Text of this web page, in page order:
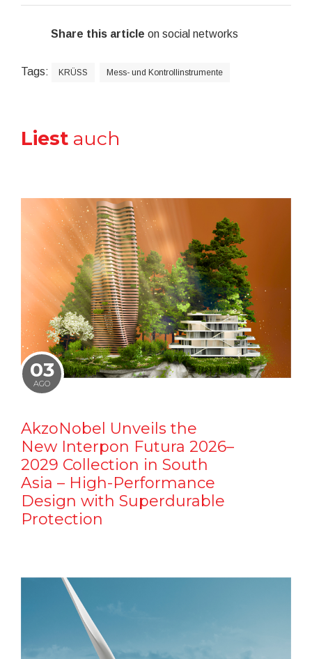
Share this article on social networks
Tags: KRÜSS Mess- und Kontrollinstrumente
Liest auch
03
AGO
AkzoNobel Unveils the
New Interpon Futura 2026–
2029 Collection in South
Asia – High-Performance
Design with Superdurable
Protection